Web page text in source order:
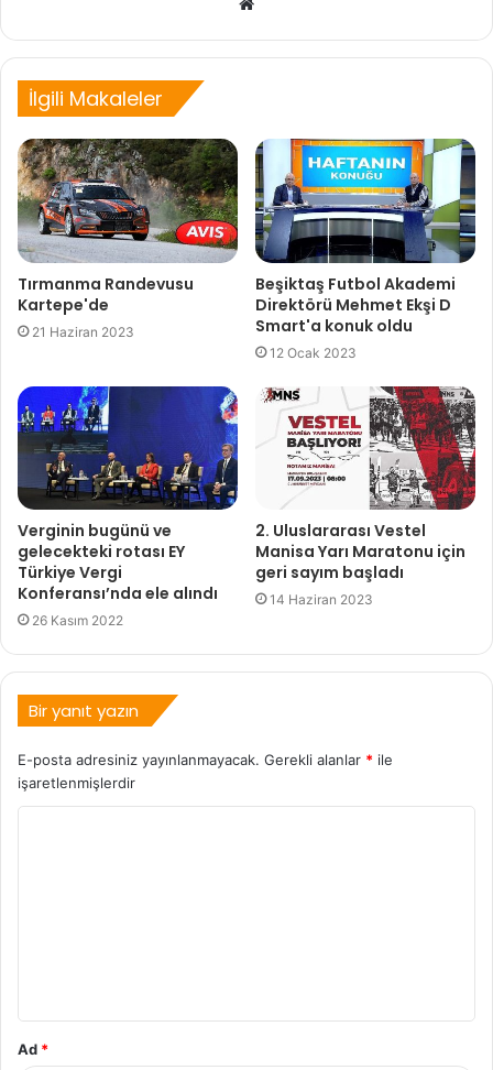
İlgili Makaleler
Tırmanma Randevusu
Kartepe'de
21 Haziran 2023
Beşiktaş Futbol Akademi
Direktörü Mehmet Ekşi D
Smart'a konuk oldu
12 Ocak 2023
Verginin bugünü ve
gelecekteki rotası EY
Türkiye Vergi
Konferansı’nda ele alındı
26 Kasım 2022
2. Uluslararası Vestel
Manisa Yarı Maratonu için
geri sayım başladı
14 Haziran 2023
Bir yanıt yazın
E-posta adresiniz yayınlanmayacak. Gerekli alanlar * ile
işaretlenmişlerdir
Ad *